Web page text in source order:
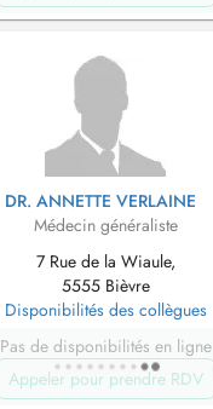
DR. ANNETTE VERLAINE
Médecin généraliste
7 Rue de la Wiaule,
5555 Bièvre
Disponibilités des collègues
Pas de disponibilités en ligne
Appeler pour prendre RDV